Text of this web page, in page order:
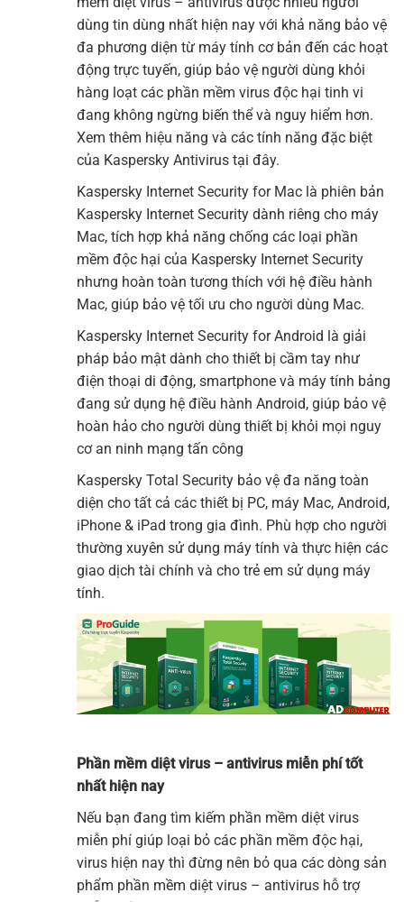
dùng tin dùng nhất hiện nay với khả năng bảo vệ
đa phương diện từ máy tính cơ bản đến các hoạt
động trực tuyến, giúp bảo vệ người dùng khỏi
hàng loạt các phần mềm virus độc hại tinh vi
đang không ngừng biến thể và nguy hiểm hơn.
Xem thêm hiệu năng và các tính năng đặc biệt
của Kaspersky Antivirus tại đây.
Kaspersky Internet Security for Mac là phiên bản
Kaspersky Internet Security dành riêng cho máy
Mac, tích hợp khả năng chống các loại phần
mềm độc hại của Kaspersky Internet Security
nhưng hoàn toàn tương thích với hệ điều hành
Mac, giúp bảo vệ tối ưu cho người dùng Mac.
Kaspersky Internet Security for Android là giải
pháp bảo mật dành cho thiết bị cầm tay như
điện thoại di động, smartphone và máy tính bảng
đang sử dụng hệ điều hành Android, giúp bảo vệ
hoàn hảo cho người dùng thiết bị khỏi mọi nguy
cơ an ninh mạng tấn công
Kaspersky Total Security bảo vệ đa năng toàn
diện cho tất cả các thiết bị PC, máy Mac, Android,
iPhone & iPad trong gia đình. Phù hợp cho người
thường xuyên sử dụng máy tính và thực hiện các
giao dịch tài chính và cho trẻ em sử dụng máy
tính.
Phần mềm diệt virus – antivirus miễn phí tốt
nhất hiện nay
Nếu bạn đang tìm kiếm phần mềm diệt virus
miễn phí giúp loại bỏ các phần mềm độc hại,
virus hiện nay thì đừng nên bỏ qua các dòng sản
phẩm phần mềm diệt virus – antivirus hỗ trợ